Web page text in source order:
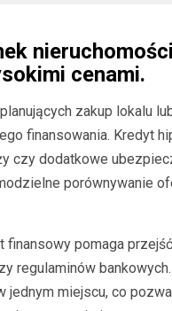
cenami.
zakup lokalu
finansowania. Kredyt
czy dodatkowe
porównywanie
finansowy pomaga
regulaminów
jednym miejscu, co